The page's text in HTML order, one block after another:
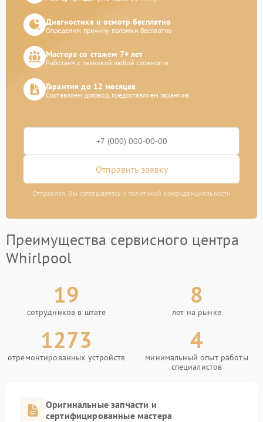
Диагностика и осмотр бесплатно
Определим причину поломки бесплатно
Мастера со стажем 7+ лет
Работаем с техникой любой сложности
Гарантия до 12 месяцев
Составляем договор, предоставляем гарантию
Отправить заявку
Отправляя, Вы соглашаетесь с политикой конфиденциальности
Преимущества сервисного центра
Whirlpool
19
сотрудников в штате
8
лет на рынке
1273
отремонтированных устройств
4
минимальный опыт работы
специалистов
Оригинальные запчасти и
сертифицированные мастера